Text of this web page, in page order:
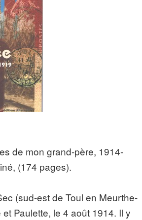
de mon grand-père, 1914-
(174 pages).
(sud-est de Toul en Meurthe-
Paulette, le 4 août 1914. Il y